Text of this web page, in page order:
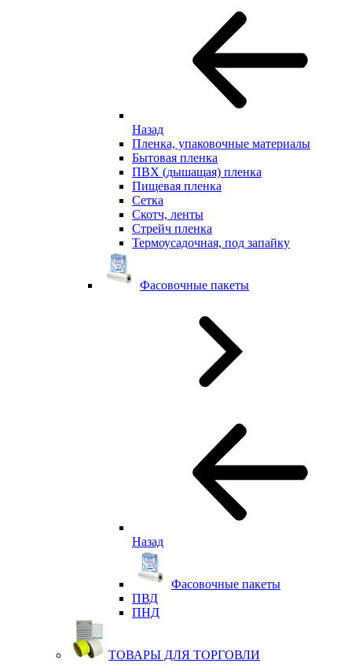
Назад
Пленка, упаковочные материалы
Бытовая пленка
ПВХ (дышащая) пленка
Пищевая пленка
Сетка
Скотч, ленты
Стрейч пленка
Термоусадочная, под запайку
Фасовочные пакеты
Назад
Фасовочные пакеты
ПВД
ПНД
ТОВАРЫ ДЛЯ ТОРГОВЛИ